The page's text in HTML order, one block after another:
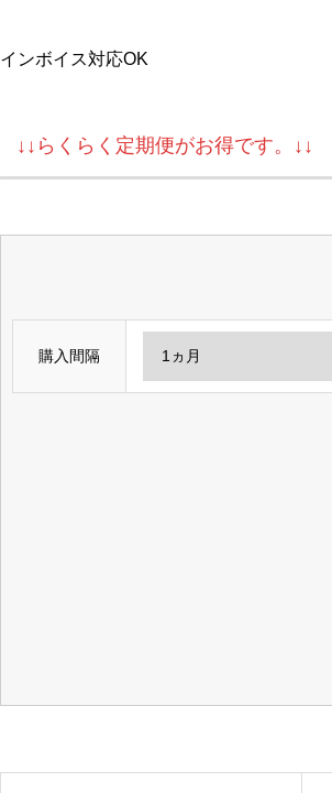
インボイス対応OK
↓↓らくらく定期便がお得です。↓↓
購入間隔